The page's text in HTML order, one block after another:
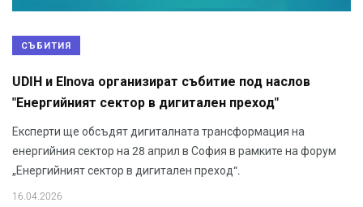
СЪБИТИЯ
UDIH и Elnova организират събитие под наслов
"Енергийният сектор в дигитален преход"
Експерти ще обсъдят дигиталната трансформация на
енергийния сектор на 28 април в София в рамките на форум
„Енергийният сектор в дигитален преход“.
16.04.2026